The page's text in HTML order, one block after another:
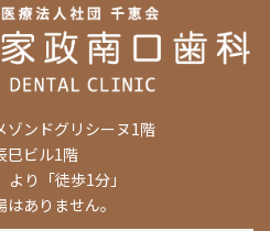
ゾンドグリシーヌ1階
巳ビル1階
り「徒歩1分」
ありません。